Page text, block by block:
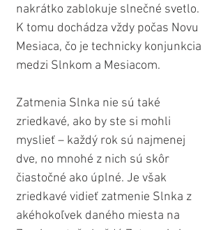
nakrátko zablokuje slnečné svetlo.
K tomu dochádza vždy počas Novu
Mesiaca, čo je technicky konjunkcia
medzi Slnkom a Mesiacom.
Zatmenia Slnka nie sú také
zriedkavé, ako by ste si mohli
myslieť – každý rok sú najmenej
dve, no mnohé z nich sú skôr
čiastočné ako úplné. Je však
zriedkavé vidieť zatmenie Slnka z
akéhokoľvek daného miesta na